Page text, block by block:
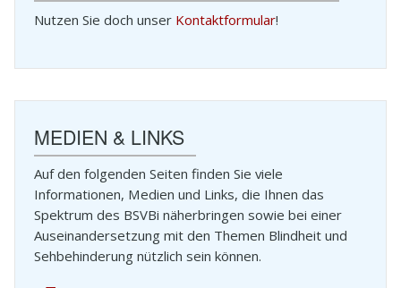
Nutzen Sie doch unser Kontaktformular!
MEDIEN & LINKS
Auf den folgenden Seiten finden Sie viele
Informationen, Medien und Links, die Ihnen das
Spektrum des BSVBi näherbringen sowie bei einer
Auseinandersetzung mit den Themen Blindheit und
Sehbehinderung nützlich sein können.